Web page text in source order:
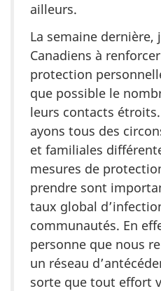
ailleurs.
La semaine dernière,
Canadiens à
protection
que possible le
leurs contacts
ayons tous des
et familiales
mesures de
prendre sont
taux global
communautés. En
personne que nous
un réseau
sorte que tout effort